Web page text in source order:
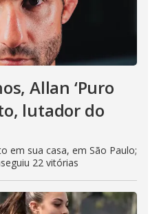
Allan ‘Puro
lutador do
em sua casa, em São Paulo;
22 vitórias